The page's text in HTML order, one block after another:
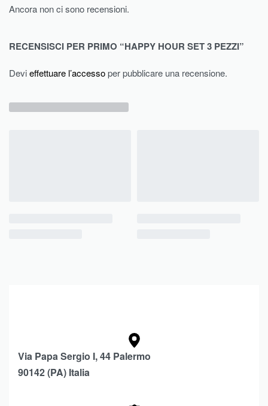
Ancora non ci sono recensioni.
RECENSISCI PER PRIMO “HAPPY HOUR SET 3 PEZZI”
Devieffettuare l’accessoper pubblicare una recensione.
Via Papa Sergio I, 44 Palermo
90142 (PA) Italia